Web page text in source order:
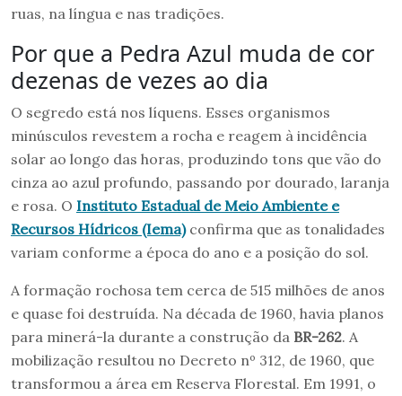
ruas, na língua e nas tradições.
Por que a Pedra Azul muda de cor
dezenas de vezes ao dia
O segredo está nos líquens. Esses organismos
minúsculos revestem a rocha e reagem à incidência
solar ao longo das horas, produzindo tons que vão do
cinza ao azul profundo, passando por dourado, laranja
e rosa. O Instituto Estadual de Meio Ambiente e
Recursos Hídricos (Iema)confirma que as tonalidades
variam conforme a época do ano e a posição do sol.
A formação rochosa tem cerca de 515 milhões de anos
e quase foi destruída. Na década de 1960, havia planos
para minerá-la durante a construção da BR-262. A
mobilização resultou no Decreto nº 312, de 1960, que
transformou a área em Reserva Florestal. Em 1991, o